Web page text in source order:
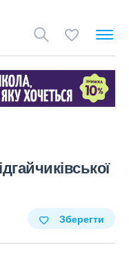
Зберегти